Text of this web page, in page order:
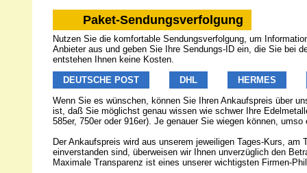
Paket-Sendungsverfolgung
Nutzen Sie die komfortable Sendungsverfolgung, um
Anbieter aus und geben Sie Ihre Sendungs-ID ein, die Sie bei
entstehen Ihnen keine Kosten.
DEUTSCHE POST
DHL
HERMES
Wenn Sie es wünschen, können Sie Ihren Ankaufspreis über
ist, daß Sie möglichst genau wissen wie schwer Ihre
585er, 750er oder 916er). Je genauer Sie wiegen können,
Der Ankaufspreis wird aus unserem jeweiligen Tages-Kurs,
einverstanden sind, überweisen wir Ihnen unverzüglich den
Maximale Transparenz ist eines unserer wichtigsten Firmen-